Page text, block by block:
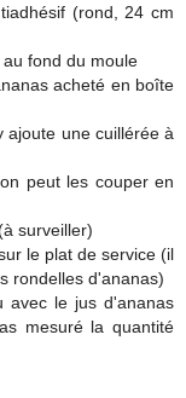
(rond, 24 cm
fond du moule
acheté en boîte
ajoute une cuillérée à
peut les couper en
surveiller)
le plat de service (il
rondelles d'ananas)
avec le jus d'ananas
mesuré la quantité